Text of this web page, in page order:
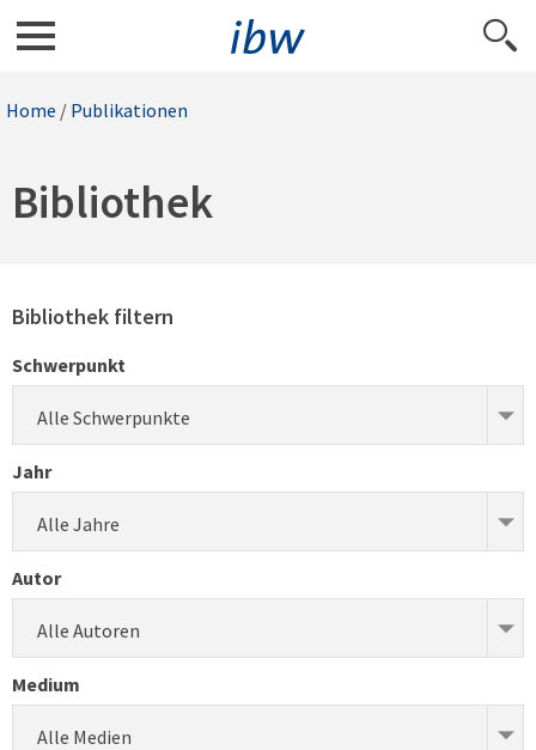
Home / Publikationen
Bibliothek
Bibliothek filtern
Schwerpunkt
Alle Schwerpunkte
Jahr
Alle Jahre
Autor
Alle Autoren
Medium
Alle Medien